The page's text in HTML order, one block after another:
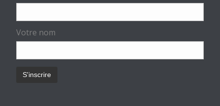
Votre nom